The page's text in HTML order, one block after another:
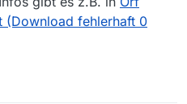
(Download fehlerhaft 0